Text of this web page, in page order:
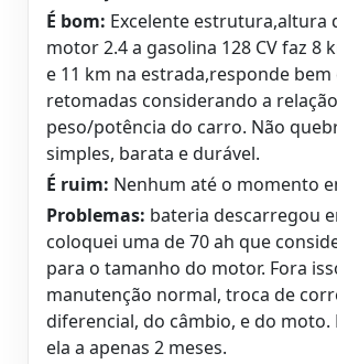
É bom: Excelente estrutura,altura
motor 2.4 a gasolina 128 CV faz 8
e 11 km na estrada,responde bem
retomadas considerando a relação
peso/potência do carro. Não
simples, barata e durável.
É ruim: Nenhum até o momento
Problemas: bateria descarregou
coloquei uma de 70 ah que
para o tamanho do motor. Fora
manutenção normal, troca de
diferencial, do câmbio, e do moto.
ela a apenas 2 meses.